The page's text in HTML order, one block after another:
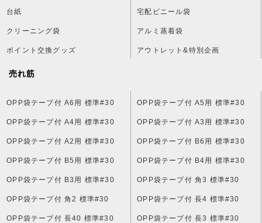
台紙 宅配ビニール袋
クリーニング袋 アルミ蒸着袋
ポイント交換グッズ アウトレット&特別企画
売れ筋
OPP袋テープ付 A6用 標準#30 OPP袋テープ付 A5用 標準#30
OPP袋テープ付 A4用 標準#30 OPP袋テープ付 A3用 標準#30
OPP袋テープ付 A2用 標準#30 OPP袋テープ付 B6用 標準#30
OPP袋テープ付 B5用 標準#30 OPP袋テープ付 B4用 標準#30
OPP袋テープ付 B3用 標準#30 OPP袋テープ付 角3 標準#30
OPP袋テープ付 角2 標準#30 OPP袋テープ付 長4 標準#30
OPP袋テープ付 長40 標準#30 OPP袋テープ付 長3 標準#30